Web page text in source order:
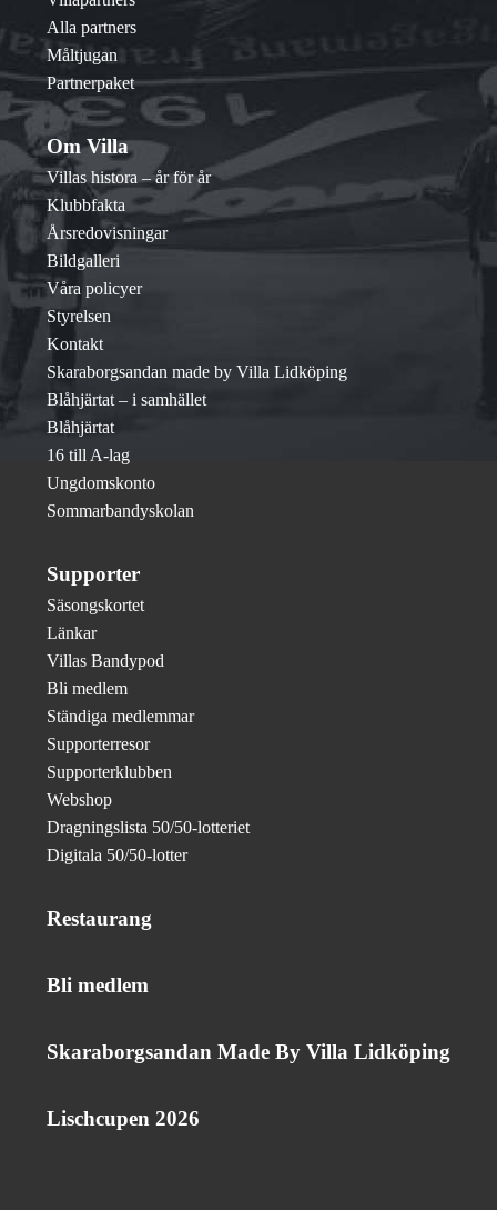
Alla partners
Måltjugan
Partnerpaket
Om Villa
Villas histora – år för år
Klubbfakta
Årsredovisningar
Bildgalleri
Våra policyer
Styrelsen
Kontakt
Skaraborgsandan made by Villa Lidköping
Blåhjärtat – i samhället
Blåhjärtat
16 till A-lag
Ungdomskonto
Sommarbandyskolan
Supporter
Säsongskortet
Länkar
Villas Bandypod
Bli medlem
Ständiga medlemmar
Supporterresor
Supporterklubben
Webshop
Dragningslista 50/50-lotteriet
Digitala 50/50-lotter
Restaurang
Bli medlem
Skaraborgsandan Made By Villa Lidköping
Lischcupen 2026